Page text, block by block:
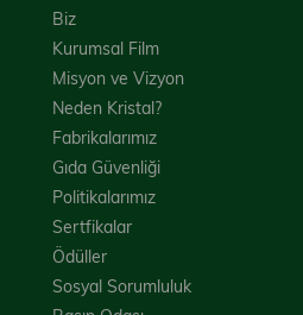
Biz
Kurumsal Film
Misyon ve Vizyon
Neden Kristal?
Fabrikalarımız
Gıda Güvenliği
Politikalarımız
Sertfikalar
Ödüller
Sosyal Sorumluluk